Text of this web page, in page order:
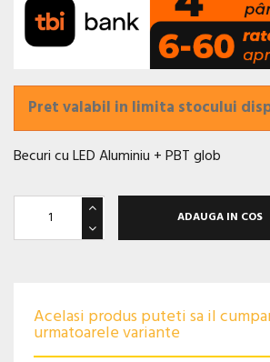
Pret valabil in limita stocului
Becuri cu LED Aluminiu + PBT glob
ADAUGA IN COS
Acelasi produs puteti sa il
urmatoarele variante